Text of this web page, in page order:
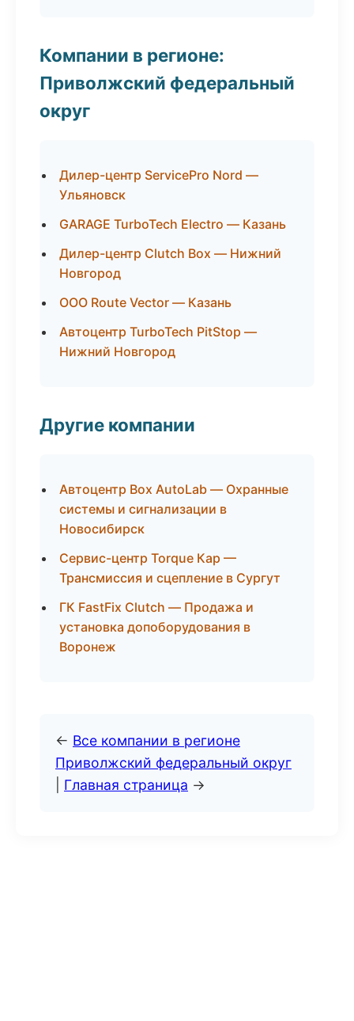
Компании в регионе:
Приволжский федеральный
округ
Дилер-центр ServicePro Nord —
Ульяновск
GARAGE TurboTech Electro — Казань
Дилер-центр Clutch Box — Нижний
Новгород
ООО Route Vector — Казань
Автоцентр TurboTech PitStop —
Нижний Новгород
Другие компании
Автоцентр Box AutoLab — Охранные
системы и сигнализации в
Новосибирск
Сервис-центр Torque Кар —
Трансмиссия и сцепление в Сургут
ГК FastFix Clutch — Продажа и
установка допоборудования в
Воронеж
← Все компании в регионе
Приволжский федеральный округ
Главная страница →